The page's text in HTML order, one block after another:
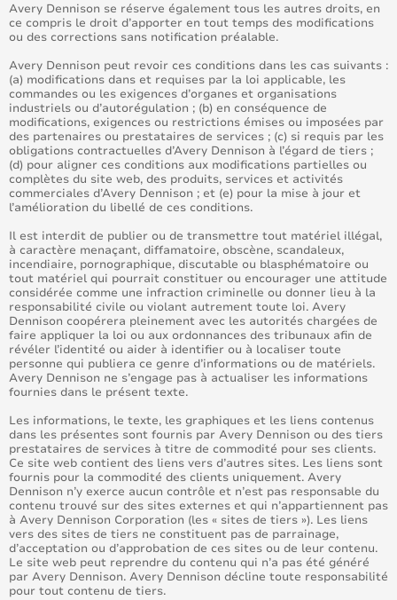
Avery Dennison se réserve également tous les autres droits, en
ce compris le droit d’apporter en tout temps des modifications
ou des corrections sans notification préalable.
Avery Dennison peut revoir ces conditions dans les cas suivants :
(a) modifications dans et requises par la loi applicable, les
commandes ou les exigences d’organes et organisations
industriels ou d’autorégulation ; (b) en conséquence de
modifications, exigences ou restrictions émises ou imposées par
des partenaires ou prestataires de services ; (c) si requis par les
obligations contractuelles d’Avery Dennison à l’égard de tiers ;
(d) pour aligner ces conditions aux modifications partielles ou
complètes du site web, des produits, services et activités
commerciales d’Avery Dennison ; et (e) pour la mise à jour et
l’amélioration du libellé de ces conditions.
Il est interdit de publier ou de transmettre tout matériel illégal,
à caractère menaçant, diffamatoire, obscène, scandaleux,
incendiaire, pornographique, discutable ou blasphématoire ou
tout matériel qui pourrait constituer ou encourager une attitude
considérée comme une infraction criminelle ou donner lieu à la
responsabilité civile ou violant autrement toute loi. Avery
Dennison coopérera pleinement avec les autorités chargées de
faire appliquer la loi ou aux ordonnances des tribunaux afin de
révéler l’identité ou aider à identifier ou à localiser toute
personne qui publiera ce genre d’informations ou de matériels.
Avery Dennison ne s’engage pas à actualiser les informations
fournies dans le présent texte.
Les informations, le texte, les graphiques et les liens contenus
dans les présentes sont fournis par Avery Dennison ou des tiers
prestataires de services à titre de commodité pour ses clients.
Ce site web contient des liens vers d’autres sites. Les liens sont
fournis pour la commodité des clients uniquement. Avery
Dennison n’y exerce aucun contrôle et n’est pas responsable du
contenu trouvé sur des sites externes et qui n’appartiennent pas
à Avery Dennison Corporation (les « sites de tiers »). Les liens
vers des sites de tiers ne constituent pas de parrainage,
d’acceptation ou d’approbation de ces sites ou de leur contenu.
Le site web peut reprendre du contenu qui n’a pas été généré
par Avery Dennison. Avery Dennison décline toute responsabilité
pour tout contenu de tiers.